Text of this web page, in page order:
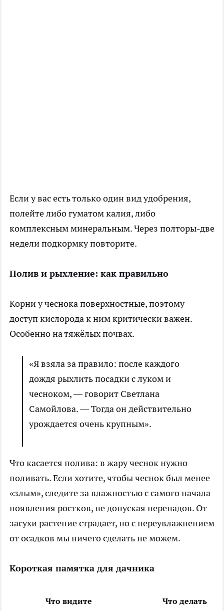
Если у вас есть только один вид удобрения,
полейте либо гуматом калия, либо
комплексным минеральным. Через полторы-две
недели подкормку повторите.
Полив и рыхление: как правильно
Корни у чеснока поверхностные, поэтому
доступ кислорода к ним критически важен.
Особенно на тяжёлых почвах.
«Я взяла за правило: после каждого
дождя рыхлить посадки с луком и
чесноком, — говорит Светлана
Самойлова. — Тогда он действительно
урождается очень крупным».
Что касается полива: в жару чеснок нужно
поливать. Если хотите, чтобы чеснок был менее
«злым», следите за влажностью с самого начала
появления ростков, не допуская перепадов. От
засухи растение страдает, но с переувлажнением
от осадков мы ничего сделать не можем.
Короткая памятка для дачника
Что видите Что делать